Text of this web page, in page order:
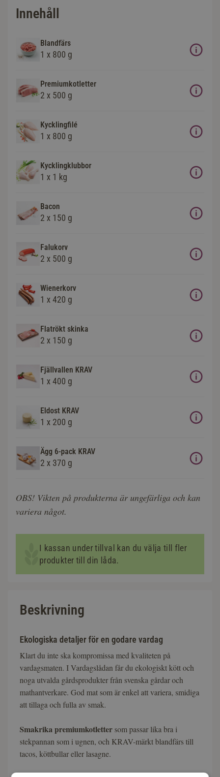
Innehåll
Blandfärs
1 x 800 g
Premiumkotletter
2 x 500 g
Kycklingfilé
1 x 800 g
Kycklingklubbor
1 x 1 kg
Bacon
2 x 150 g
Falukorv
2 x 500 g
Wienerkorv
1 x 420 g
Flatrökt skinka
2 x 150 g
Fjällvallen KRAV
1 x 400 g
Eldost KRAV
1 x 200 g
Ägg 6-pack KRAV
2 x 370 g
OBS! Vikten på produkterna är ungefärliga och kan
variera något.
I kassan under tillval kan du välja till fler
produkter till din låda.
Beskrivning
Ekologiska detaljer för en godare vardag
Klart du inte ska kompromissa med kvaliteten på
vardagsmaten. I Vardagslådan får du ekologiskt kött och
noga utvalda gårdsprodukter från svenska gårdar och
mathantverkare. God mat som är enkel att variera, smidiga
att tillaga och fulla av smak.
Smakrika premiumkotletter som passar lika bra i
stekpannan som i ugnen, och KRAV-märkt blandfärs till
tacos, köttbullar eller lasagne.